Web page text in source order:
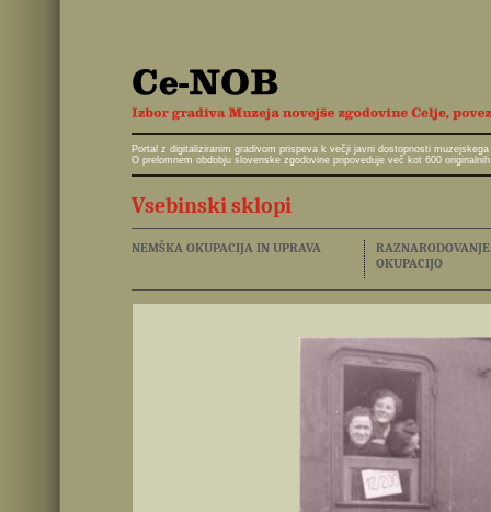
Portal z digitaliziranim gradivom prispeva k večji javni dostopnosti
O prelomnem obdobju slovenske zgodovine pripoveduje več kot 600
Vsebinski sklopi
NEMŠKA OKUPACIJA IN UPRAVA
OKUPACIJO